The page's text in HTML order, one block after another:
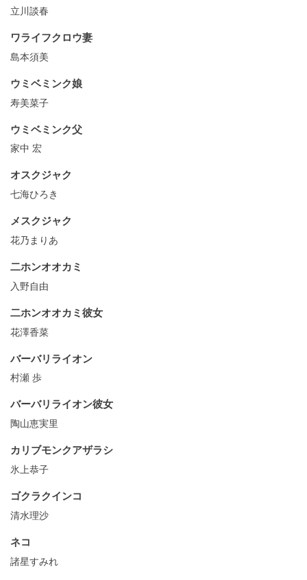
立川談春
ワライフクロウ妻
島本須美
ウミベミンク娘
寿美菜子
ウミベミンク父
家中 宏
オスクジャク
七海ひろき
メスクジャク
花乃まりあ
二ホンオオカミ
入野自由
二ホンオオカミ彼女
花澤香菜
バーバリライオン
村瀬 歩
バーバリライオン彼女
陶山恵実里
カリブモンクアザラシ
氷上恭子
ゴクラクインコ
清水理沙
ネコ
諸星すみれ